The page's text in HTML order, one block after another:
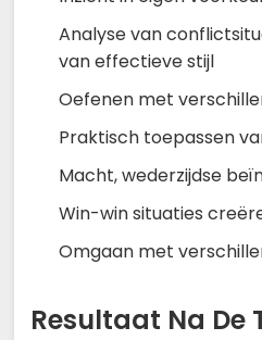
Analyse van
van effectieve stijl
Oefenen met
Praktisch toepassen
Macht, wederzijdse
Win-win situaties
Omgaan met
Resultaat Na De